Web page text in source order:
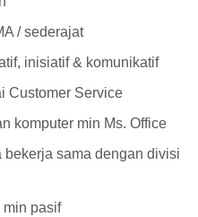
/ sederajat
inisiatif & komunikatif
Customer Service
komputer min Ms. Office
bekerja sama dengan divisi
min pasif